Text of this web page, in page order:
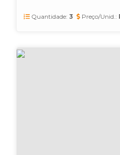
Quantidade: 3 Preço/Unid.: